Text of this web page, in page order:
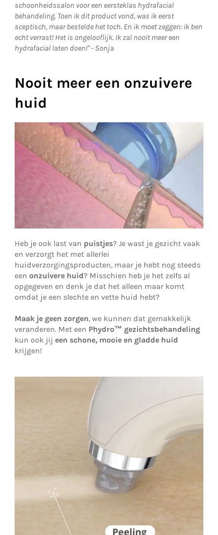
schoonheidssalon voor een eersteklas hydrafacial
behandeling. Toen ik dit product vond, was ik eerst
sceptisch, maar bestelde het toch. En ik moet zeggen: ik ben
echt verrast! Het is ongelooflijk. Ik zal nooit meer een
hydrafacial laten doen!" - Sonja
Nooit meer een onzuivere
huid
Heb je ook last van puistjes? Je wast je gezicht vaak
en verzorgt het met allerlei
huidverzorgingsproducten, maar je hebt nog steeds
een onzuivere huid? Misschien heb je het zelfs al
opgegeven en denk je dat het alleen maar komt
omdat je een slechte en vette huid hebt?
Maak je geen zorgen, we kunnen dat gemakkelijk
veranderen. Met een Phydro™ gezichtsbehandeling
kun ook jij een schone, mooie en gladde huid
krijgen!